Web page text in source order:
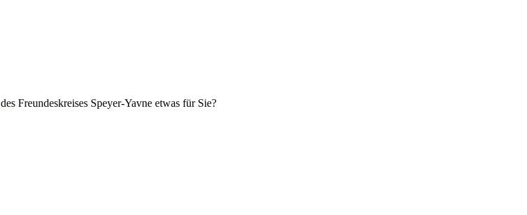
des Freundeskreises Speyer-Yavne etwas für Sie?